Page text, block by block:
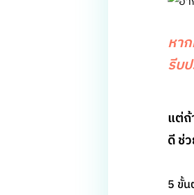
หา
รีบ
แต่ถ้
ดี ช่
5 ขั้